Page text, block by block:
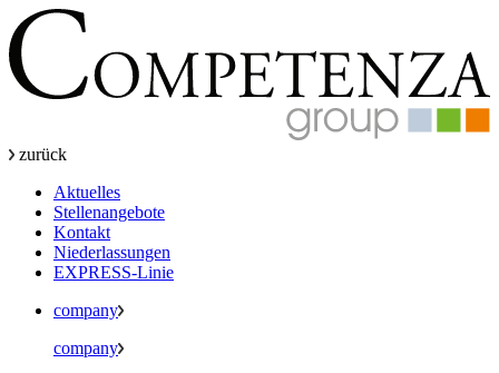
zurück
Aktuelles
Stellenangebote
Kontakt
Niederlassungen
EXPRESS-Linie
company
company